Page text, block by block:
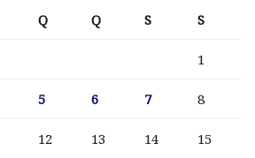
Q Q S S
1
5 6 7 8
12 13 14 15